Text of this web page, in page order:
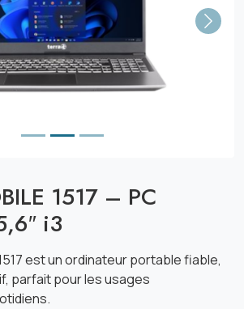
Next
1517 – PC
i3
1517 est un ordinateur portable fiable,
parfait pour les usages